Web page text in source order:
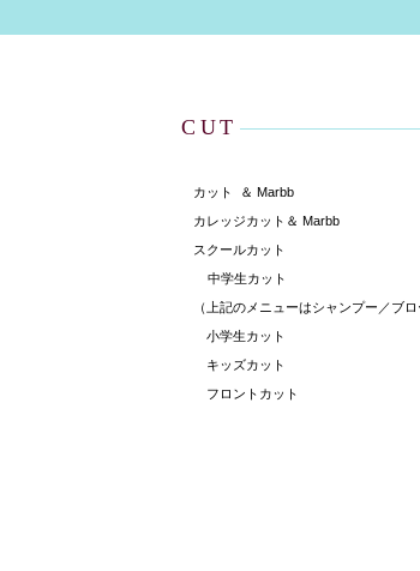
CUT
カット ＆ Marbb
カレッジカット＆ Marbb
スクールカット
中学生カット
（上記のメニューはシャンプー／ブロ
小学生カット ￥
キッズカット ￥
フロントカット